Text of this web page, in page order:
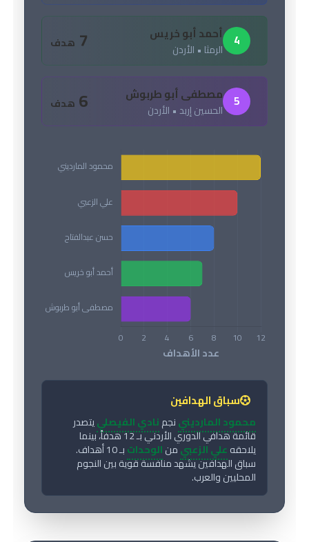
4 أحمد أبو خريس
الرمثا • الأردن 7 هدف
5 مصطفى أبو طربوش
الحسين إربد • الأردن 6 هدف
سباق الهدافين
محمود الماردينينجمنادي الفيصلييتصدر
قائمة هدافي الدوري الأردني بـ 12 هدفاً، بينما
يلاحقهعلي الزعبيمنالوحدات بـ 10 أهداف.
سباق الهدافين يشهد منافسة قوية بين النجوم
المحليين والعرب.